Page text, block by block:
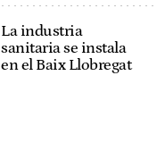
La industria
sanitaria se instala
en el Baix Llobregat